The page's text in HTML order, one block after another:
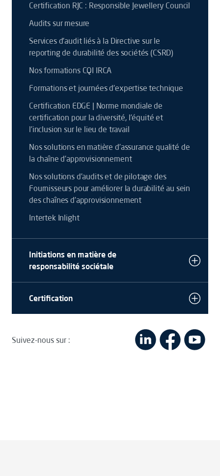
Certification RJC : Responsible Jewellery Council
Audits sur mesure
Services d'audit liés à la Directive sur le
reporting de durabilité des sociétés (CSRD)
Nos formations CQI IRCA
Formations et journées d'expertise technique
Certification EDGE | Norme mondiale de
certification pour la diversité, l’équité et
l’inclusion sur le lieu de travail
Nos solutions en matière d’assurance qualité de
la chaîne d’approvisionnement
Nos solutions d’audits et de pilotage des
Fournisseurs pour améliorer la durabilité au sein
des chaînes d’approvisionnement
Intertek Inlight
Initiations en matière de
responsabilité sociétale
Certification
Suivez-nous sur :